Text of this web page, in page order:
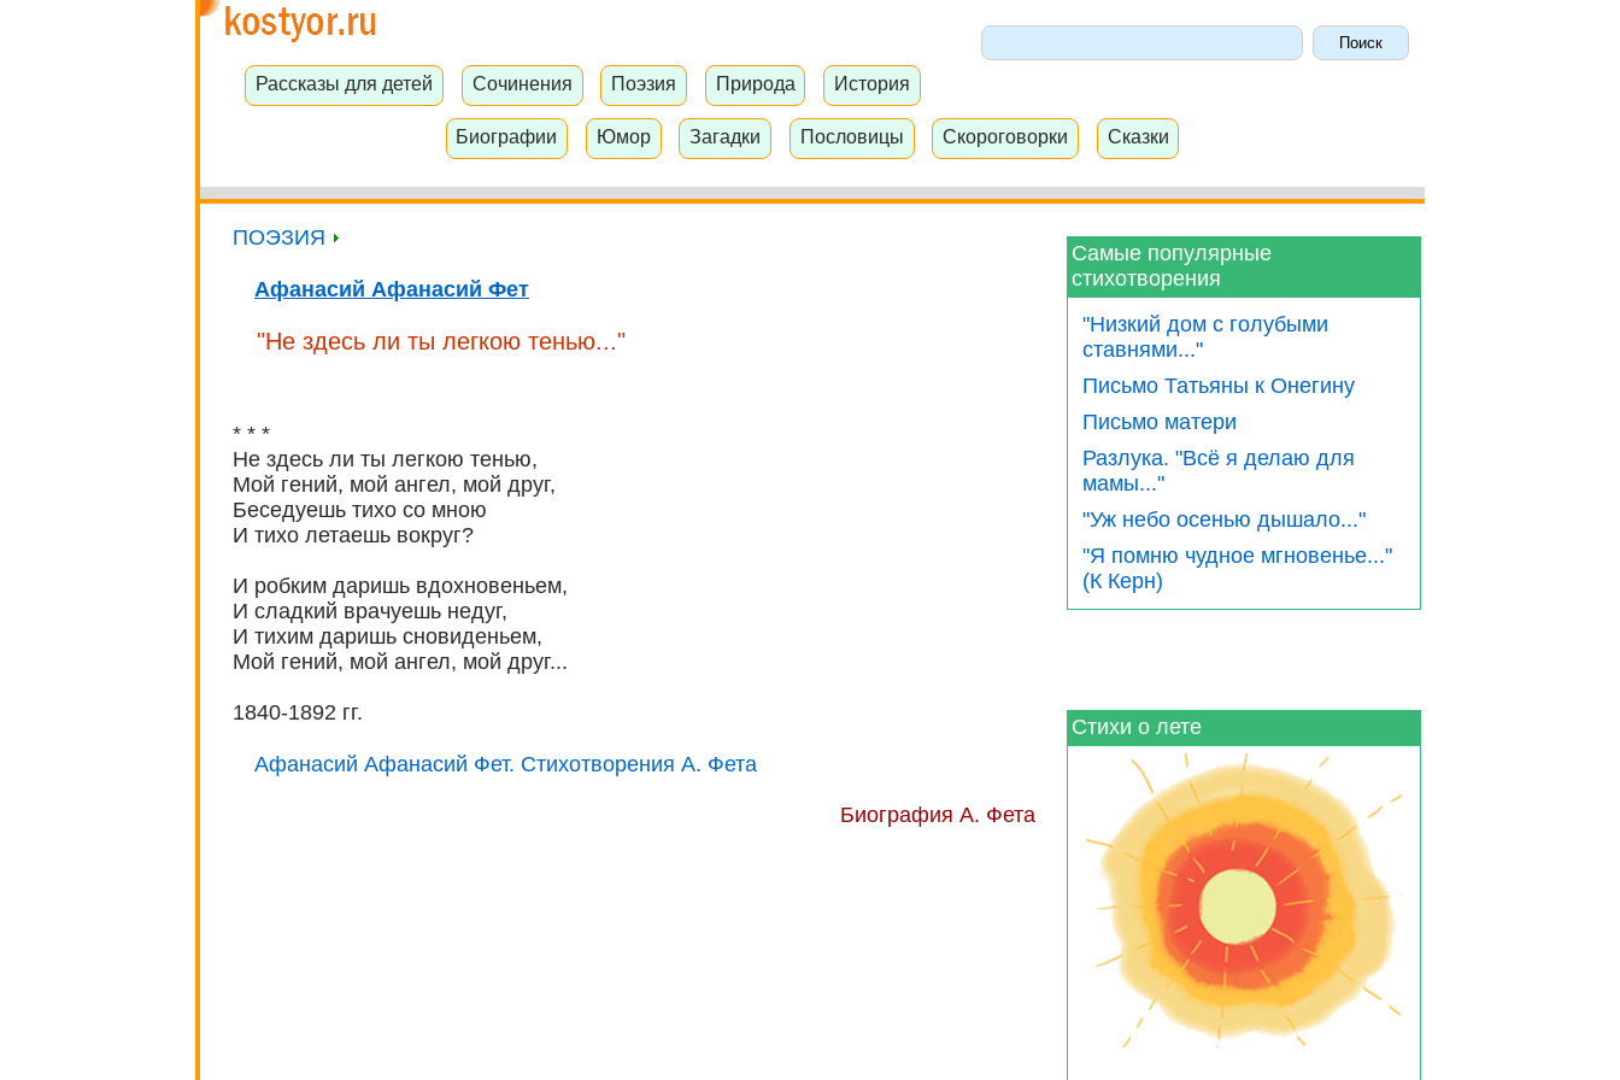
Рассказы для детей Сочинения Поэзия Природа История
Биографии Юмор Загадки Пословицы Скороговорки Сказки
ПОЭЗИЯ
Афанасий Афанасий Фет
"Не здесь ли ты легкою тенью..."
* * *
Не здесь ли ты легкою тенью,
Мой гений, мой ангел, мой друг,
Беседуешь тихо со мною
И тихо летаешь вокруг?
И робким даришь вдохновеньем,
И сладкий врачуешь недуг,
И тихим даришь сновиденьем,
Мой гений, мой ангел, мой друг...
1840-1892 гг.
Афанасий Афанасий Фет. Стихотворения А. Фета
Биография А. Фета
Самые популярные
стихотворения
"Низкий дом с голубыми
ставнями..."
Письмо Татьяны к Онегину
Письмо матери
Разлука. "Всё я делаю для
мамы..."
"Уж небо осенью дышало..."
"Я помню чудное мгновенье..."
(К Керн)
Стихи о лете